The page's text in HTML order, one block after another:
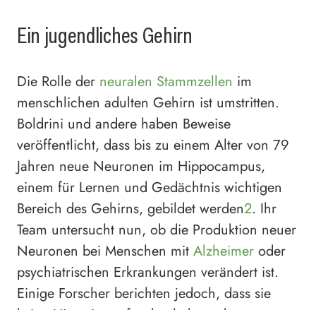
Ein jugendliches Gehirn
Die Rolle der neuralen Stammzellen im
menschlichen adulten Gehirn ist umstritten.
Boldrini und andere haben Beweise
veröffentlicht, dass bis zu einem Alter von 79
Jahren neue Neuronen im Hippocampus,
einem für Lernen und Gedächtnis wichtigen
Bereich des Gehirns, gebildet werden2. Ihr
Team untersucht nun, ob die Produktion neuer
Neuronen bei Menschen mit Alzheimer oder
psychiatrischen Erkrankungen verändert ist.
Einige Forscher berichten jedoch, dass sie